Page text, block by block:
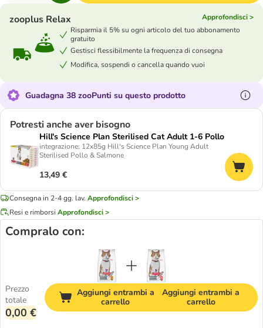
zooplus Relax
Approfondisci >
Risparmia il 5% su ogni articolo del tuo abbonamento
gratuito
Gestisci flessibilmente la frequenza di consegna
Modifica, sospendi o cancella quando vuoi
Guadagna 38 zooPunti su questo prodotto
Potresti anche aver bisogno
Hill's Science Plan Sterilised Cat Adult 1-6 Pollo
integrazione: 12x85g Hill's Science Plan Young Adult
Sterilised Pollo & Salmone
13,49 €
Consegna in 2-4 gg. lav. Approfondisci >
Resi e rimborsi Approfondisci >
Compralo con:
Prezzo
totale
0,00 €
Aggiungi entrambi a
carrello
Aggiungi entrambi a
carrello